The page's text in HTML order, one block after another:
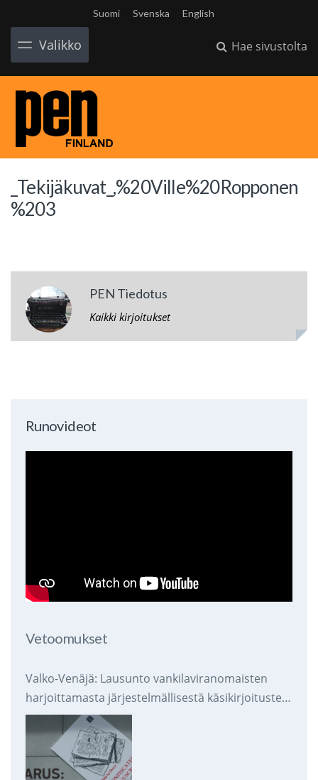
Suomi Svenska English
Valikko Hae sivustolta
_Tekijäkuvat_,%20Ville%20Ropponen
%203
PEN Tiedotus
Kaikki kirjoitukset
Runovideot
Vetoomukset
Valko-Venäjä: Lausunto vankilaviranomaisten
harjoittamasta järjestelmällisestä käsikirjoitusten
takavarikoinnista ja tuhoamisesta